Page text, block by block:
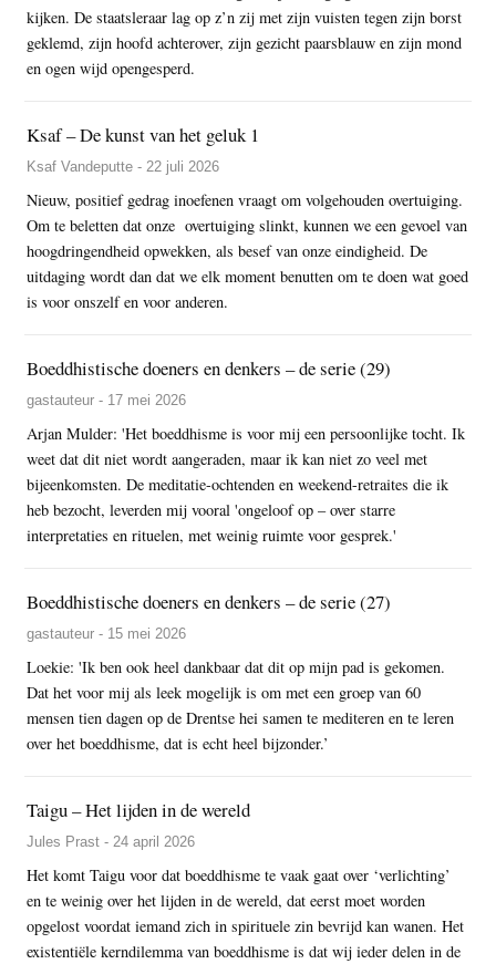
kijken. De staatsleraar lag op z’n zij met zijn vuisten tegen zijn borst
geklemd, zijn hoofd achterover, zijn gezicht paarsblauw en zijn mond
en ogen wijd opengesperd.
Ksaf – De kunst van het geluk 1
Ksaf Vandeputte - 22 juli 2026
Nieuw, positief gedrag inoefenen vraagt om volgehouden overtuiging.
Om te beletten dat onze overtuiging slinkt, kunnen we een gevoel van
hoogdringendheid opwekken, als besef van onze eindigheid. De
uitdaging wordt dan dat we elk moment benutten om te doen wat goed
is voor onszelf en voor anderen.
Boeddhistische doeners en denkers – de serie (29)
gastauteur - 17 mei 2026
Arjan Mulder: 'Het boeddhisme is voor mij een persoonlijke tocht. Ik
weet dat dit niet wordt aangeraden, maar ik kan niet zo veel met
bijeenkomsten. De meditatie-ochtenden en weekend-retraites die ik
heb bezocht, leverden mij vooral 'ongeloof op – over starre
interpretaties en rituelen, met weinig ruimte voor gesprek.'
Boeddhistische doeners en denkers – de serie (27)
gastauteur - 15 mei 2026
Loekie: 'Ik ben ook heel dankbaar dat dit op mijn pad is gekomen.
Dat het voor mij als leek mogelijk is om met een groep van 60
mensen tien dagen op de Drentse hei samen te mediteren en te leren
over het boeddhisme, dat is echt heel bijzonder.’
Taigu – Het lijden in de wereld
Jules Prast - 24 april 2026
Het komt Taigu voor dat boeddhisme te vaak gaat over ‘verlichting’
en te weinig over het lijden in de wereld, dat eerst moet worden
opgelost voordat iemand zich in spirituele zin bevrijd kan wanen. Het
existentiële kerndilemma van boeddhisme is dat wij ieder delen in de